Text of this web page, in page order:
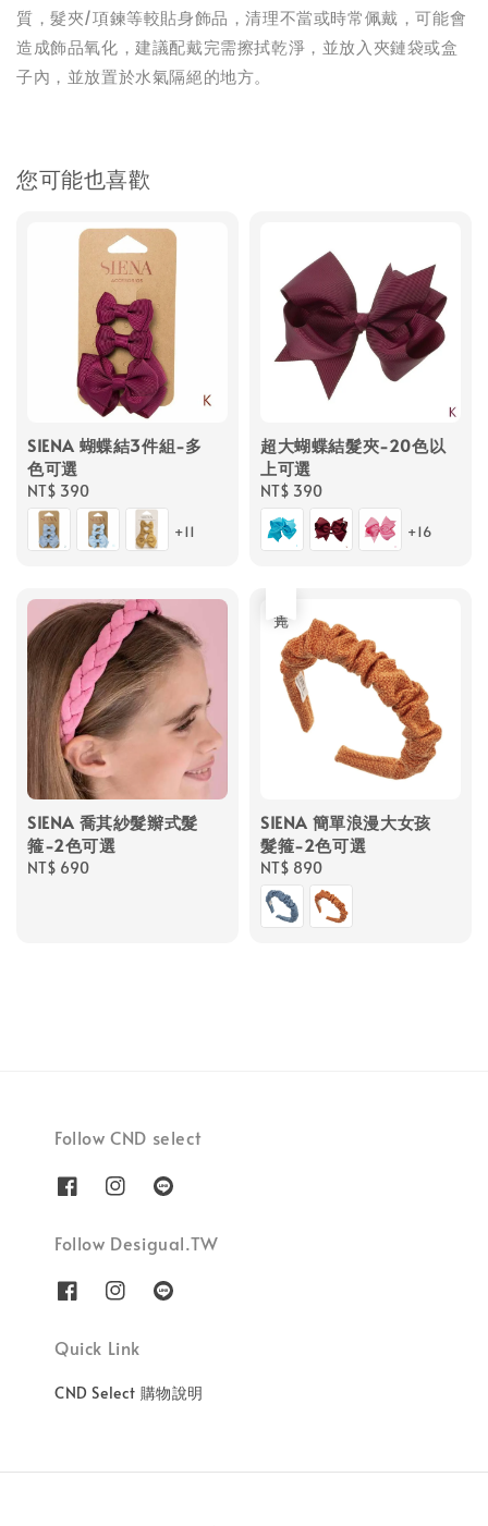
質，髮夾/項鍊等較貼身飾品，清理不當或時常佩戴，可能會
造成飾品氧化，建議配戴完需擦拭乾淨，並放入夾鏈袋或盒
子內，並放置於水氣隔絕的地方。
您可能也喜歡
SIENA 蝴蝶結3件組-多
色可選
Regular
price
NT$ 390
+11
超大蝴蝶結髮夾-20色以
上可選
Regular
price
NT$ 390
+16
SIENA 喬其紗髮辮式髮
箍-2色可選
Regular
NT$ 690
SIENA 簡單浪漫大女孩
髮箍-2色可選
Regular
price
NT$ 890
Follow CND select
Follow Desigual.TW
Quick Link
CND Select 購物說明